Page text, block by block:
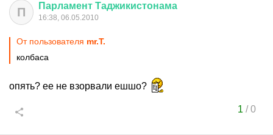
П Парламент Таджикистонама
16:38, 06.05.2010
От пользователя mr.T.
колбаса
опять? ее не взорвали ешшо?
1 /0